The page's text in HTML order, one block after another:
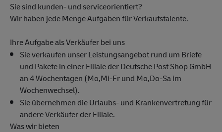
Sie sind kunden- und serviceorientiert?
Wir haben jede Menge Aufgaben für Verkaufstalente.
Ihre Aufgabe als Verkäufer bei uns
Sie verkaufen unser Leistungsangebot rund um Briefe
und Pakete in einer Filiale der Deutsche Post Shop GmbH
an 4 Wochentagen (Mo,Mi-Fr und Mo,Do-Sa im
Wochenwechsel).
Sie übernehmen die Urlaubs- und Krankenvertretung für
andere Verkäufer der Filiale.
Was wir bieten